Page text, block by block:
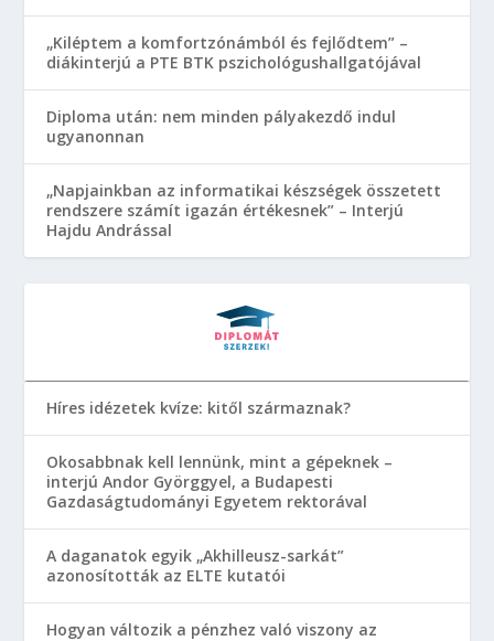
„Kiléptem a komfortzónámból és fejlődtem” –
diákinterjú a PTE BTK pszichológushallgatójával
Diploma után: nem minden pályakezdő indul
ugyanonnan
„Napjainkban az informatikai készségek összetett
rendszere számít igazán értékesnek” – Interjú
Hajdu Andrással
Híres idézetek kvíze: kitől származnak?
Okosabbnak kell lennünk, mint a gépeknek –
interjú Andor Györggyel, a Budapesti
Gazdaságtudományi Egyetem rektorával
A daganatok egyik „Akhilleusz-sarkát”
azonosították az ELTE kutatói
Hogyan változik a pénzhez való viszony az